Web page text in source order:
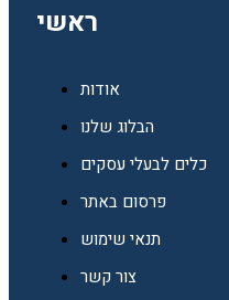
ראשי
אודות
הבלוג שלנו
כלים לבעלי עסקים
פרסום באתר
תנאי שימוש
צור קשר